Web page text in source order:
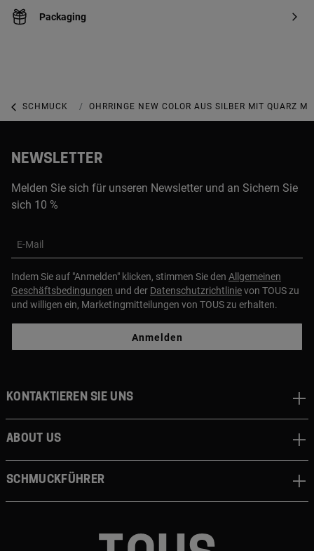
Packaging
SCHMUCK SCHMUCK MIT EDELSTEINEN
OHRRINGE NEW COLOR AUS SILBER MIT QUARZ
NEWSLETTER
Melden Sie sich für unseren Newsletter und an Sichern Sie
sich 10 %
E-Mail
Indem Sie auf "Anmelden" klicken, stimmen Sie den Allgemeinen
Geschäftsbedingungen und der Datenschutzrichtlinievon TOUS zu
und willigen ein, Marketingmitteilungen von TOUS zu erhalten.
Anmelden
Kontaktieren sie uns
About us
Schmuckführer